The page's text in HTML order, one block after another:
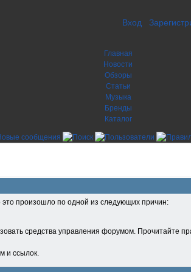
Вход
Главная
Новости
Обзоры
Статьи
Музыка
Бренды
Каталог
произошло по одной из следующих причин:
средства управления форумом. Прочитайте
и ссылок.